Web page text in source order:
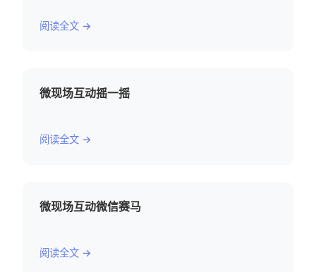
阅读全文 →
微现场互动摇一摇
阅读全文 →
微现场互动微信赛马
阅读全文 →